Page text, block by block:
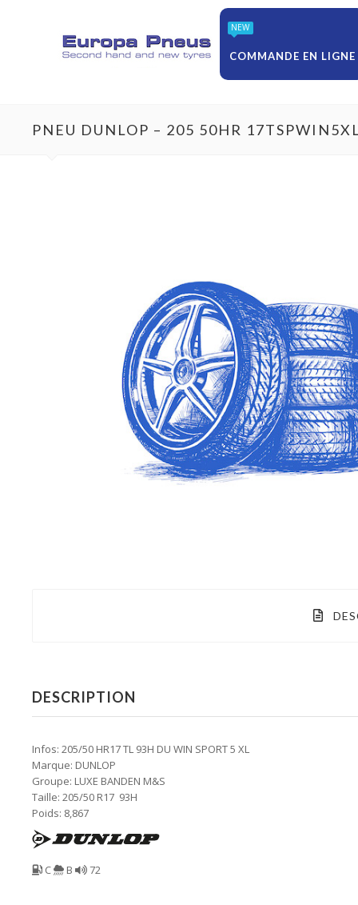
NEW
COMMANDE EN LIGNE
PNEU DUNLOP – 205 50HR
DESCRIPTION
Infos: 205/50 HR17 TL 93H DU WIN SPORT 5 XL
Marque: DUNLOP
Groupe: LUXE BANDEN M&S
Taille: 205/50 R17 93H
Poids: 8,867
C B 72